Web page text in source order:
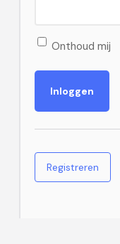
Onthoud mij
Registreren